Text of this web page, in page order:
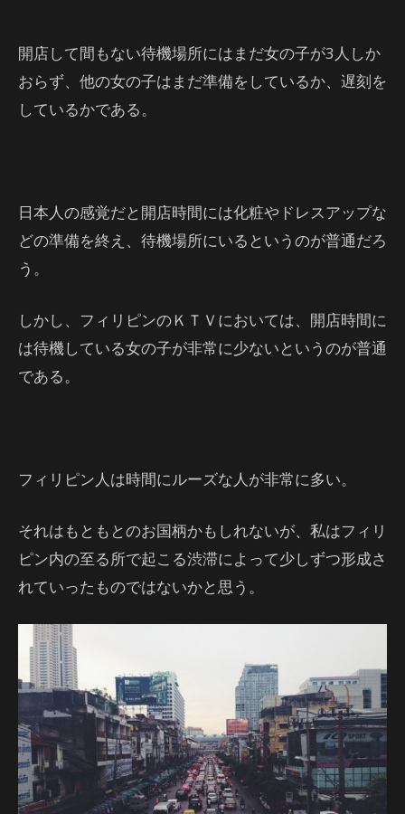
開店して間もない待機場所にはまだ女の子が3人しか
おらず、他の女の子はまだ準備をしているか、遅刻を
しているかである。
日本人の感覚だと開店時間には化粧やドレスアップな
どの準備を終え、待機場所にいるというのが普通だろ
う。
しかし、フィリピンのＫＴＶにおいては、開店時間に
は待機している女の子が非常に少ないというのが普通
である。
フィリピン人は時間にルーズな人が非常に多い。
それはもともとのお国柄かもしれないが、私はフィリ
ピン内の至る所で起こる渋滞によって少しずつ形成さ
れていったものではないかと思う。